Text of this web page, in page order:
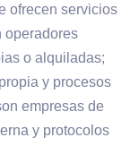
ofrecen servicios
operadores
o alquiladas;
y procesos
empresas de
y protocolos